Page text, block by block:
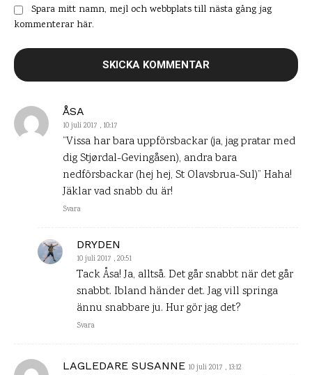
ÅSA
10 juli 2017 , 10:17
”Vissa har bara uppförsbackar (ja, jag pratar med
dig Stjørdal-Gevingåsen), andra bara
nedförsbackar (hej hej, St Olavsbrua-Sul)” Haha!
Jäklar vad snabb du är!
Svara
DRYDEN
10 juli 2017 , 20:51
Tack Åsa! Ja, alltså. Det går snabbt när det går
snabbt. Ibland händer det. Jag vill springa
ännu snabbare ju. Hur gör jag det?
Svara
LAGLEDARE SUSANNE 10 juli 2017 , 13:12
Spara mitt namn, mejl och webbplats till nästa gång jag
kommenterar här.